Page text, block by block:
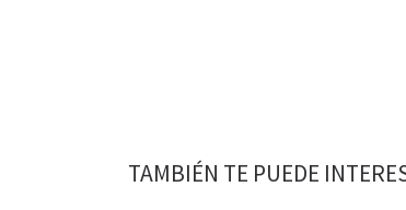
TAMBIÉN TE PUEDE